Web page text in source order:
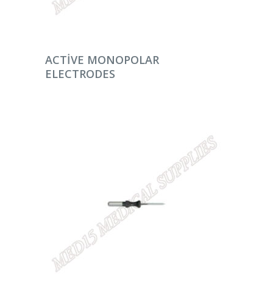
DEVAMINI OKU
ACTIVE MONOPOLAR
ELECTRODES